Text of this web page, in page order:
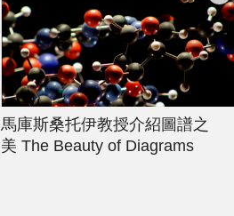
馬庫斯桑托伊教授介紹圖譜之
美 The Beauty of Diagrams